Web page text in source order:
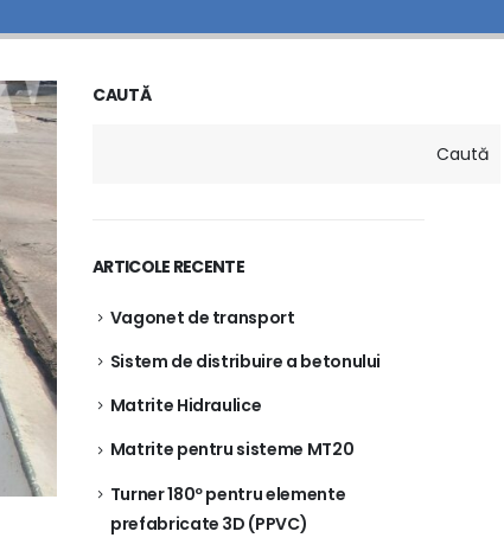
CAUTĂ
Caută
ARTICOLE RECENTE
Vagonet de transport
Sistem de distribuire a betonului
Matrite Hidraulice
Matrite pentru sisteme MT20
Turner 180º pentru elemente
prefabricate 3D (PPVC)